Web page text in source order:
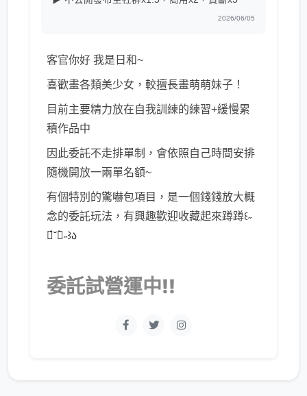
2026/06/05
客官你好 我是日和~
喜歡畫各類美少女，較擅長畫萌萌妹子！
目前主要精力放在自我訓練的練習+緩慢累
積作品中
因此委託不走排單制，會依照自己時間安排
隨機開放一兩單名額~
有個特別的驚嚇包項目，是一個錢錢放大概
念的委託玩法，有興趣歡迎收藏起來蹲蹲꒰˶
ฅ́˘ฅ̀˶꒱ა
委託試營運中!!